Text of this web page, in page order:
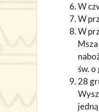
W
W
W
św. o
28